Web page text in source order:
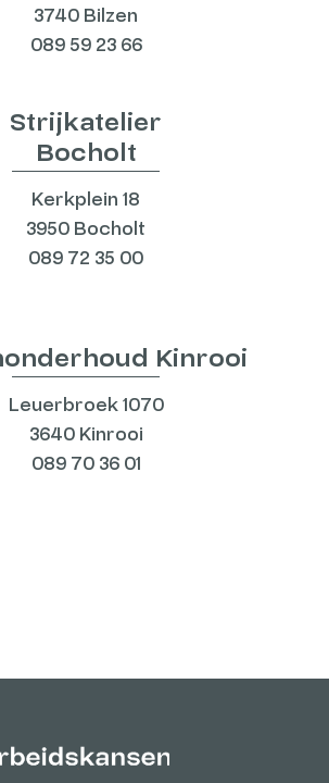
3740 Bilzen
089 59 23 66
Strijkatelier
Bocholt
Kerkplein 18
3950 Bocholt
089 72 35 00
Kinrooi
Leuerbroek 1070
3640 Kinrooi
089 70 36 01